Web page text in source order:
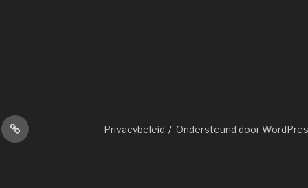
Sponsors Privacybeleid Ondersteund door